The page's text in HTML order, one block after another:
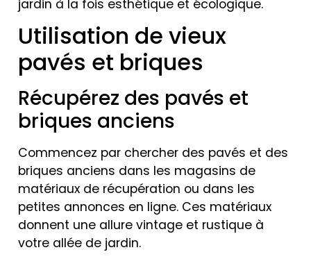
jardin à la fois esthétique et écologique.
Utilisation de vieux
pavés et briques
Récupérez des pavés et
briques anciens
Commencez par chercher des pavés et des
briques anciens dans les magasins de
matériaux de récupération ou dans les
petites annonces en ligne. Ces matériaux
donnent une allure vintage et rustique à
votre allée de jardin.